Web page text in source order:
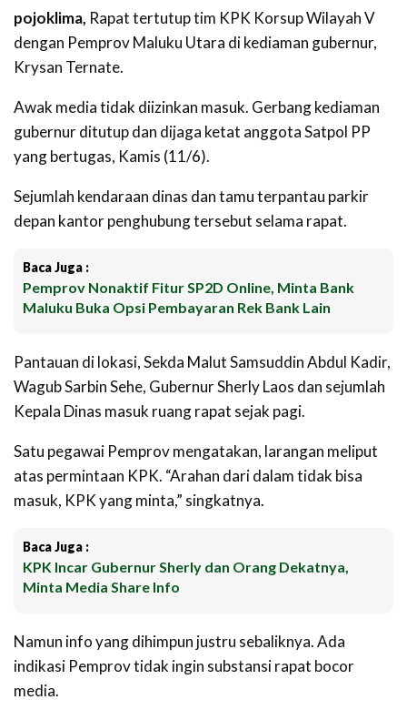
pojoklima, Rapat tertutup tim KPK Korsup Wilayah V
dengan Pemprov Maluku Utara di kediaman gubernur,
Krysan Ternate.
Awak media tidak diizinkan masuk. Gerbang kediaman
gubernur ditutup dan dijaga ketat anggota Satpol PP
yang bertugas, Kamis (11/6).
Sejumlah kendaraan dinas dan tamu terpantau parkir
depan kantor penghubung tersebut selama rapat.
Baca Juga :
Pemprov Nonaktif Fitur SP2D Online, Minta Bank
Maluku Buka Opsi Pembayaran Rek Bank Lain
Pantauan di lokasi, Sekda Malut Samsuddin Abdul Kadir,
Wagub Sarbin Sehe, Gubernur Sherly Laos dan sejumlah
Kepala Dinas masuk ruang rapat sejak pagi.
Satu pegawai Pemprov mengatakan, larangan meliput
atas permintaan KPK. “Arahan dari dalam tidak bisa
masuk, KPK yang minta,” singkatnya.
Baca Juga :
KPK Incar Gubernur Sherly dan Orang Dekatnya,
Minta Media Share Info
Namun info yang dihimpun justru sebaliknya. Ada
indikasi Pemprov tidak ingin substansi rapat bocor
media.